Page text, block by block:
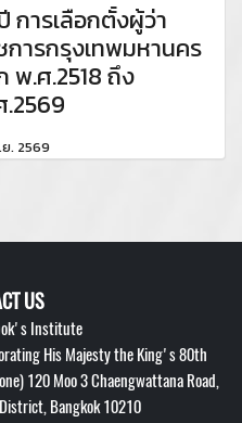
การเลือกตั้งผู้ว่า
การกรุงเทพมหานคร
พ.ศ.2518 ถึง
. 2569
US
Institute
His Majesty the King's 80th
120 Moo 3 Chaengwattana Road,
Bangkok 10210